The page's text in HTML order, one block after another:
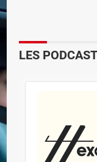
LES